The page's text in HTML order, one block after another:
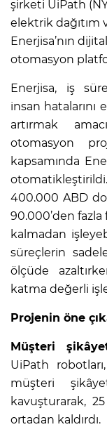
şirketi UiPath
elektrik dağıtım
Enerjisa’nın
otomasyon
Enerjisa, iş
insan
artırmak
otomasyon
kapsamında
400.000 ABD
90.000’den
kalmadan
süreçlerin
ölçüde
katma değerli
Projenin öne
Müşteri
UiPath
müşteri
kavuşturarak,
ortadan kaldırdı.